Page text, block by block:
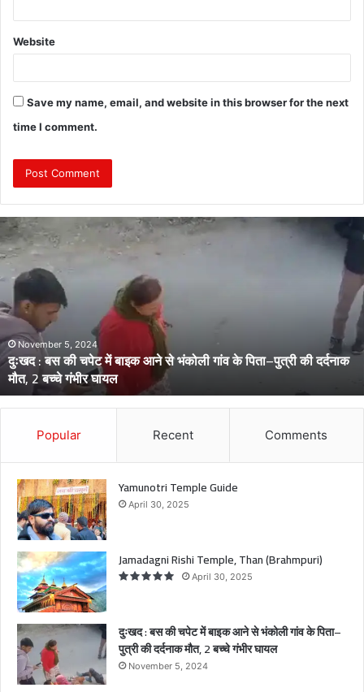
Website
Save my name, email, and website in this browser for the next
time I comment.
5, 2024
बस की चपेट में बाइक आने से भंकोली गांव के पिता–पुत्री की दर्दनाक
बच्चे गंभीर घायल
ट
र
सा
इ
ल
रो
इ
Popular Recent Comments
Yamunotri Temple Guide
April 30, 2025
Jamadagni Rishi Temple, Than (Brahmpuri)
April 30, 2025
दुःखद : बस की चपेट में बाइक आने से भंकोली गांव के पिता–
पुत्री की दर्दनाक मौत, 2 बच्चे गंभीर घायल
November 5, 2024